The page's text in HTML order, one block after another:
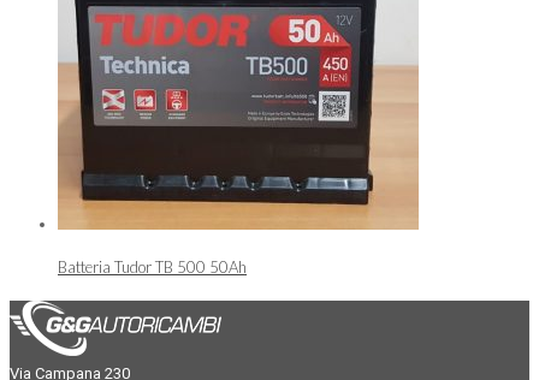
Batteria Tudor TB 500 50Ah
Via Campana 230